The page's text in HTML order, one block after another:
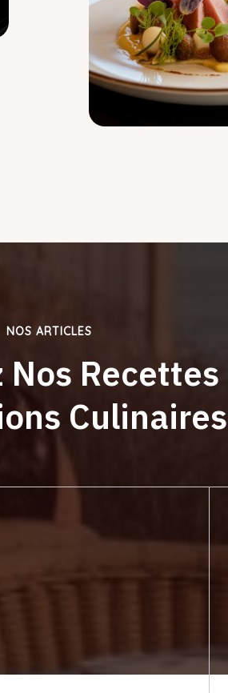
NOS ARTICLES
Nos
Culinaires